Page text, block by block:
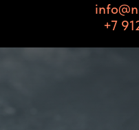
+7